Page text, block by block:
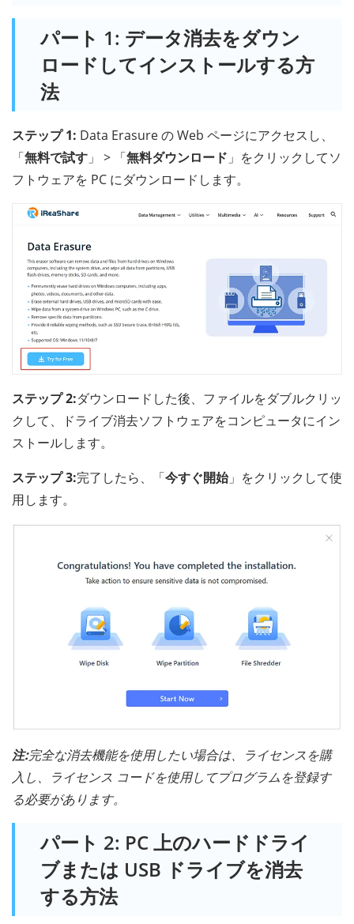
パート 1: データ消去をダウン
ロードしてインストールする方
法
ステップ 1: Data Erasure の Web ページにアクセスし、
「無料で試す 」 > 「無料ダウンロード 」をクリックしてソ
フトウェアを PC にダウンロードします。
ステップ 2:ダウンロードした後、ファイルをダブルクリッ
クして、ドライブ消去ソフトウェアをコンピュータにイン
ストールします。
ステップ 3:完了したら、「今すぐ開始」をクリックして使
用します。
注:完全な消去機能を使用したい場合は、ライセンスを購
入し、ライセンス コードを使用してプログラムを登録す
る必要があります。
パート 2: PC 上のハードドライ
ブまたは USB ドライブを消去
する方法